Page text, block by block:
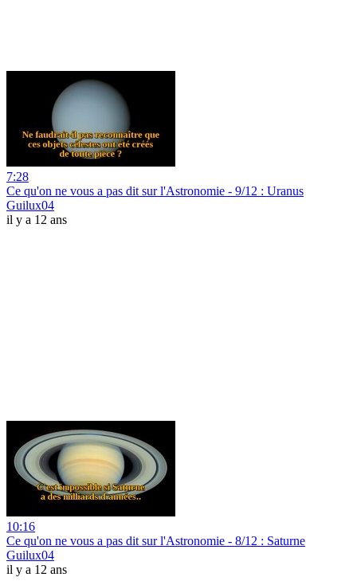
7:28
Ce qu'on ne vous a pas dit sur l'Astronomie - 9/12 : Uranus
Guilux04
il y a 12 ans
10:16
Ce qu'on ne vous a pas dit sur l'Astronomie - 8/12 : Saturne
Guilux04
il y a 12 ans